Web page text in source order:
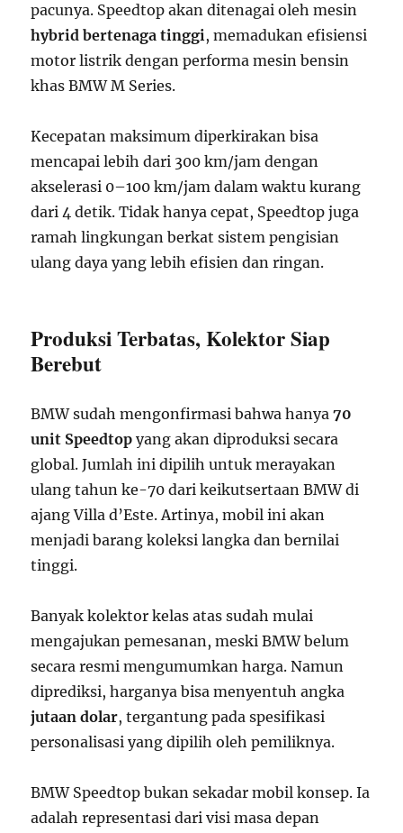
pacunya. Speedtop akan ditenagai oleh mesin
hybrid bertenaga tinggi, memadukan efisiensi
motor listrik dengan performa mesin bensin
khas BMW M Series.
Kecepatan maksimum diperkirakan bisa
mencapai lebih dari 300 km/jam dengan
akselerasi 0–100 km/jam dalam waktu kurang
dari 4 detik. Tidak hanya cepat, Speedtop juga
ramah lingkungan berkat sistem pengisian
ulang daya yang lebih efisien dan ringan.
Produksi Terbatas, Kolektor Siap
Berebut
BMW sudah mengonfirmasi bahwa hanya70
unit Speedtop yang akan diproduksi secara
global. Jumlah ini dipilih untuk merayakan
ulang tahun ke-70 dari keikutsertaan BMW di
ajang Villa d’Este. Artinya, mobil ini akan
menjadi barang koleksi langka dan bernilai
tinggi.
Banyak kolektor kelas atas sudah mulai
mengajukan pemesanan, meski BMW belum
secara resmi mengumumkan harga. Namun
diprediksi, harganya bisa menyentuh angka
jutaan dolar, tergantung pada spesifikasi
personalisasi yang dipilih oleh pemiliknya.
BMW Speedtop bukan sekadar mobil konsep. Ia
adalah representasi dari visi masa depan